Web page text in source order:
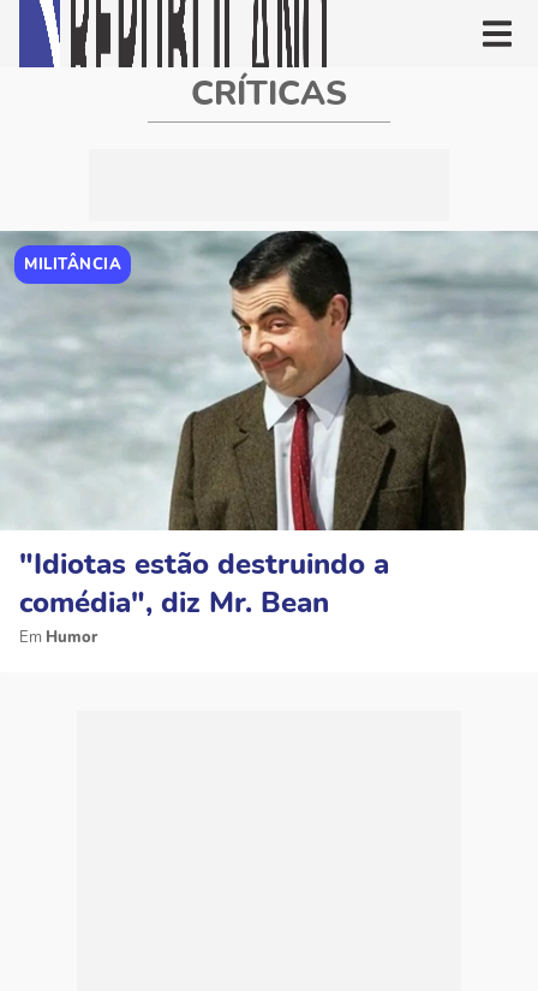
CRÍTICAS
MILITÂNCIA
"Idiotas estão destruindo a
comédia", diz Mr. Bean
Humor